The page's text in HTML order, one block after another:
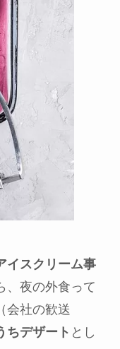
イスクリーム事
、夜の外食って
会社の歓送
ちデザート とし